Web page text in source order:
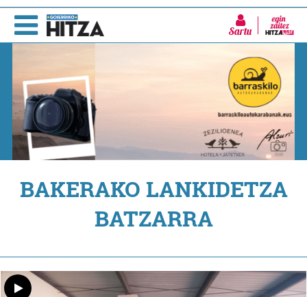
Sartu
BAKERAKO LANKIDETZA
BATZARRA